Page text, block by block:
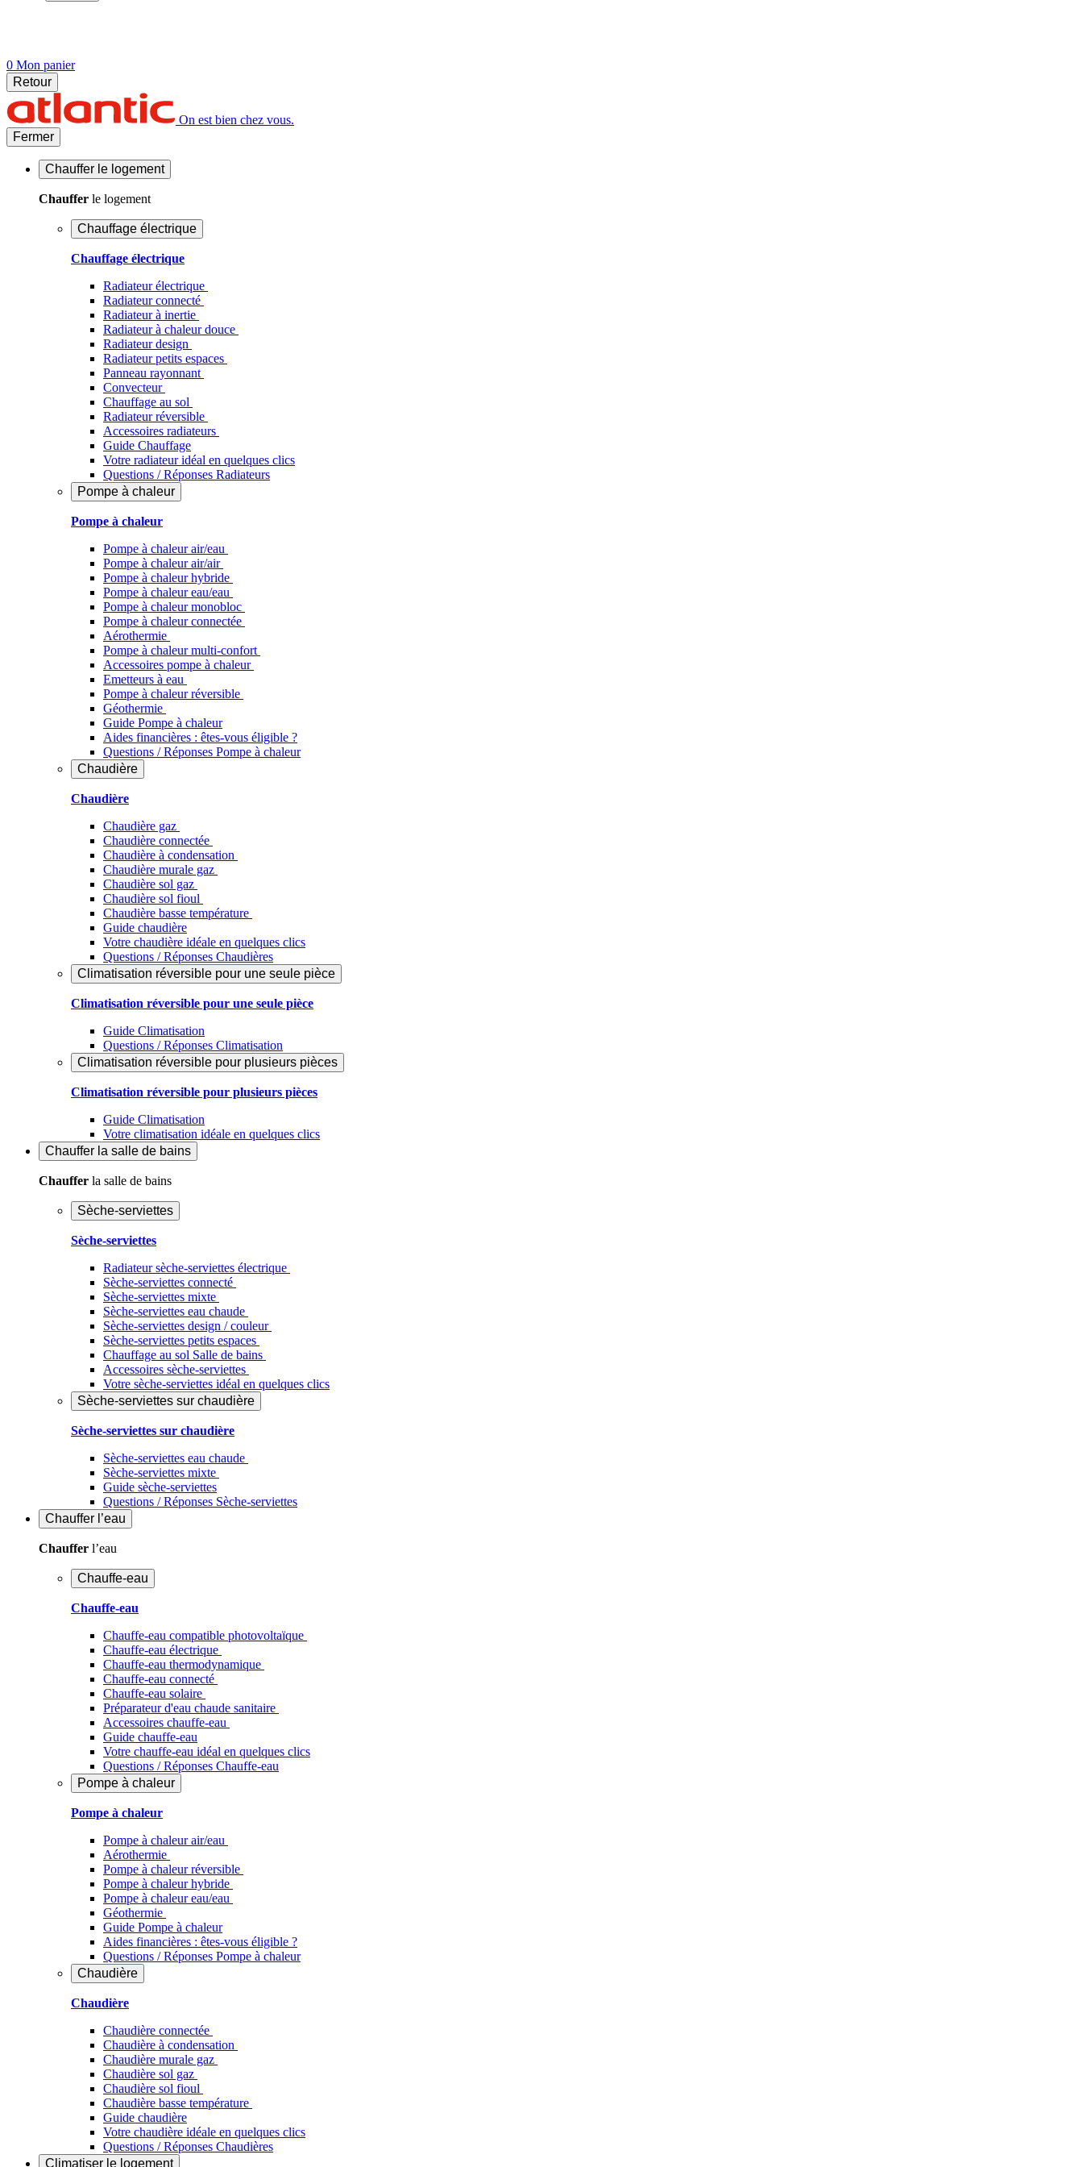
0 Mon panier
Retour
On est bien chez vous.
Fermer
Chauffer le logement
Chauffer le logement
Chauffage électrique
Chauffage électrique
Radiateur électrique
Radiateur connecté
Radiateur à inertie
Radiateur à chaleur douce
Radiateur design
Radiateur petits espaces
Panneau rayonnant
Convecteur
Chauffage au sol
Radiateur réversible
Accessoires radiateurs
Guide Chauffage
Votre radiateur idéal en quelques clics
Questions / Réponses Radiateurs
Pompe à chaleur
Pompe à chaleur
Pompe à chaleur air/eau
Pompe à chaleur air/air
Pompe à chaleur hybride
Pompe à chaleur​ eau/eau
Pompe à chaleur monobloc
Pompe à chaleur connectée
Aérothermie
Pompe à chaleur multi-confort
Accessoires pompe à chaleur
Emetteurs à eau
Pompe à chaleur réversible
Géothermie
Guide Pompe à chaleur
Aides financières : êtes-vous éligible ?
Questions / Réponses Pompe à chaleur
Chaudière
Chaudière
Chaudière gaz
Chaudière connectée
Chaudière à condensation
Chaudière murale gaz
Chaudière sol gaz
Chaudière sol fioul
Chaudière basse température
Guide chaudière
Votre chaudière idéale en quelques clics
Questions / Réponses Chaudières
Climatisation réversible pour une seule pièce
Climatisation réversible pour une seule pièce
Guide Climatisation
Questions / Réponses Climatisation
Climatisation réversible pour plusieurs pièces
Climatisation réversible pour plusieurs pièces
Guide Climatisation
Votre climatisation idéale en quelques clics
Chauffer la salle de bains
Chauffer la salle de bains
Sèche-serviettes
Sèche-serviettes
Radiateur sèche-serviettes électrique
Sèche-serviettes connecté
Sèche-serviettes mixte
Sèche-serviettes eau chaude
Sèche-serviettes design / couleur
Sèche-serviettes petits espaces
Chauffage au sol Salle de bains
Accessoires sèche-serviettes
Votre sèche-serviettes idéal en quelques clics
Sèche-serviettes sur chaudière
Sèche-serviettes sur chaudière
Sèche-serviettes eau chaude
Sèche-serviettes mixte
Guide sèche-serviettes
Questions / Réponses Sèche-serviettes
Chauffer l’eau
Chauffer l’eau
Chauffe-eau
Chauffe-eau
Chauffe-eau compatible photovoltaïque
Chauffe-eau électrique
Chauffe-eau thermodynamique
Chauffe-eau connecté
Chauffe-eau solaire
Préparateur d'eau chaude sanitaire
Accessoires chauffe-eau
Guide chauffe-eau
Votre chauffe-eau idéal en quelques clics
Questions / Réponses Chauffe-eau
Pompe à chaleur
Pompe à chaleur
Pompe à chaleur air/eau
Aérothermie
Pompe à chaleur réversible
Pompe à chaleur hybride
Pompe à chaleur​ eau/eau
Géothermie
Guide Pompe à chaleur
Aides financières : êtes-vous éligible ?
Questions / Réponses Pompe à chaleur
Chaudière
Chaudière
Chaudière connectée
Chaudière à condensation
Chaudière murale gaz
Chaudière sol gaz
Chaudière sol fioul
Chaudière basse température
Guide chaudière
Votre chaudière idéale en quelques clics
Questions / Réponses Chaudières
Climatiser le logement